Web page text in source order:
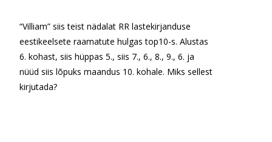
“Villiam” siis teist nädalat RR lastekirjanduse
eestikeelsete raamatute hulgas top10-s. Alustas
6. kohast, siis hüppas 5., siis 7., 6., 8., 9., 6. ja
nüüd siis lõpuks maandus 10. kohale. Miks sellest
kirjutada?